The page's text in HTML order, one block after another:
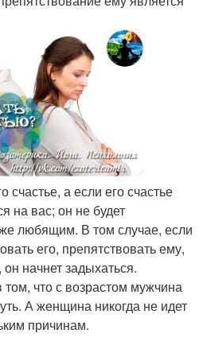
счастье, а если его счастье
на вас; он не будет
любящим. В том случае, если
его, препятствовать ему,
начнет задыхаться.
что с возрастом мужчина
А женщина никогда не идет
причинам.